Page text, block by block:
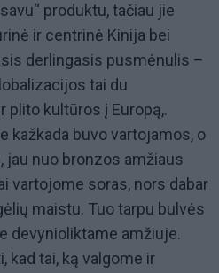
produktu, tačiau jie
ir centrinė Kinija bei
derlingasis pusmėnulis –
tai du
plito kultūros į Europą,.
kažkada buvo vartojamos, o
jau nuo bronzos amžiaus
vartojome soras, nors dabar
maistu. Tuo tarpu bulvės
devynioliktame amžiuje.
kad tai, ką valgome ir